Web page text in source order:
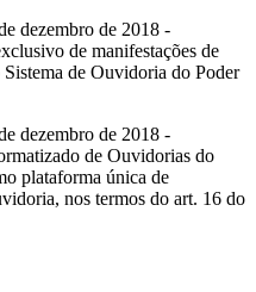
dezembro de 2018 -
de manifestações de
de Ouvidoria do Poder
dezembro de 2018 -
de Ouvidorias do
plataforma única de
nos termos do art. 16 do